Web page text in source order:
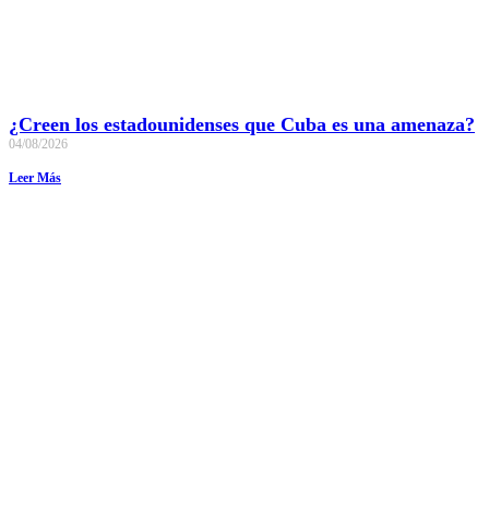
¿Creen los estadounidenses que Cuba es una amenaza?
04/08/2026
Leer Más